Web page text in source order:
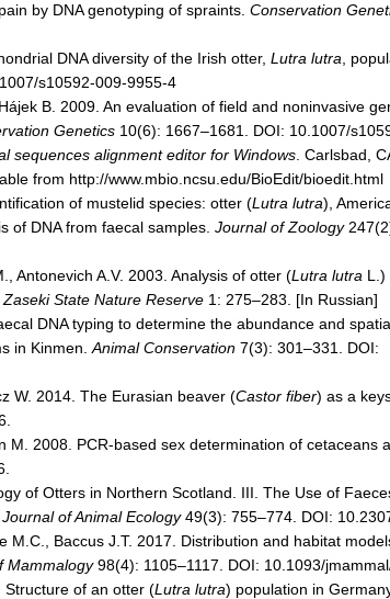
by DNA genotyping of spraints. Conservation
DNA diversity of the Irish otter, Lutra lutra ,
s10592-009-9955-4
B. 2009. An evaluation of field and noninvasive
Genetics 10(6): 1667–1681. DOI: 10.1007/
sequences alignment editor for Windows . Carlsbad,
from http://www.mbio.ncsu.edu/BioEdit/bioedit.html
of mustelid species: otter (Lutra lutra),
of DNA from faecal samples. Journal of Zoology
Antonevich A.V. 2003. Analysis of otter (Lutra lutra L.)
State Nature Reserve 1: 275–283. [In Russian]
DNA typing to determine the abundance and
in Kinmen. Animal Conservation 7(3): 301–331. DOI:
W. 2014. The Eurasian beaver (Castor fiber) as a
M. 2008. PCR-based sex determination of cetaceans
of Otters in Northern Scotland. III. The Use of
. Journal of Animal Ecology49(3): 755–774. DOI:
M.C., Baccus J.T. 2017. Distribution and habitat
Mammalogy98(4): 1105–1117. DOI: 10.1093/
Structure of an otter (Lutra lutra) population in